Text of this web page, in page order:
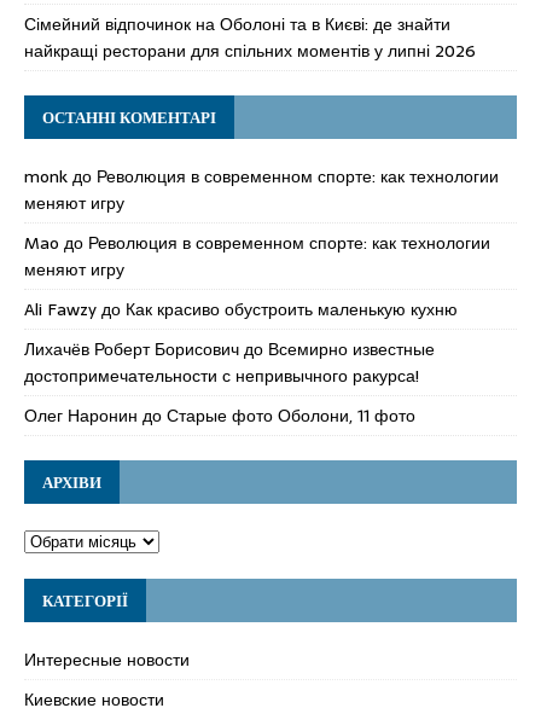
Сімейний відпочинок на Оболоні та в Києві: де знайти
найкращі ресторани для спільних моментів у липні 2026
ОСТАННІ КОМЕНТАРІ
monkдо Революция в современном спорте: как технологии
меняют игру
Mao до Революция в современном спорте: как технологии
меняют игру
Ali Fawzyдо Как красиво обустроить маленькую кухню
Лихачёв Роберт Борисовичдо Всемирно известные
достопримечательности с непривычного ракурса!
Олег Наронин доСтарые фото Оболони, 11 фото
АРХІВИ
КАТЕГОРІЇ
Интересные новости
Киевские новости